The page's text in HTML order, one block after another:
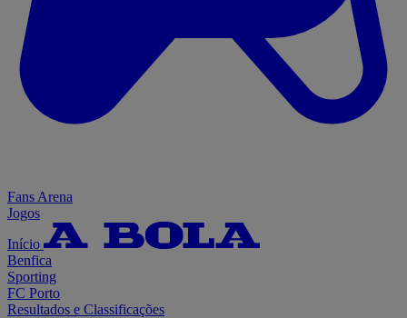
Fans Arena
Jogos
Início
Benfica
Sporting
FC Porto
Resultados e Classificações